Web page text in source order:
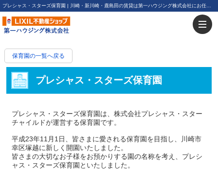
保育園の一覧へ戻る
プレシャス・スターズ保育園
プレシャス・スターズ保育園は、株式会社プレシャス・スター
チャイルドが運営する保育園です。
平成23年11月1日、皆さまに愛される保育園を目指し、川崎市
幸区塚越に新しく開園いたしました。
皆さまの大切なお子様をお預かりする園の名称を考え、プレシ
ャス・スターズ保育園といたしました。